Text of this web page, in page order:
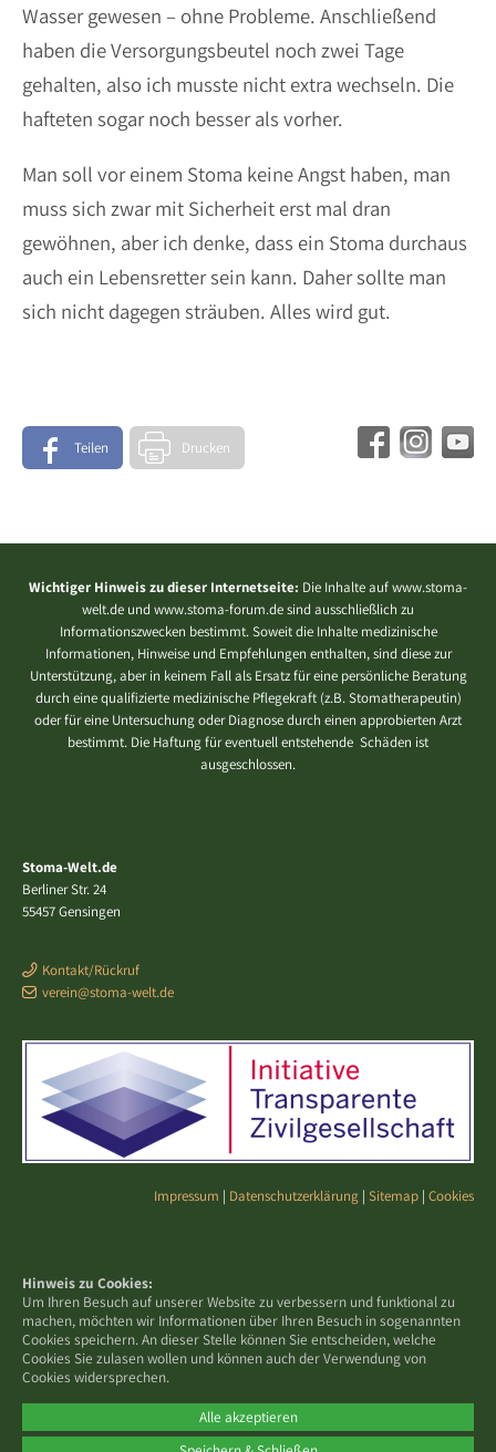
Alle akzeptieren
Hinweis zu Cookies:
Um Ihren Besuch auf unserer Website zu verbessern und funktional zu
machen, möchten wir Informationen über Ihren Besuch in sogenannten
Cookies speichern. An dieser Stelle können Sie entscheiden, welche
Cookies Sie zulasen wollen und können auch der Verwendung von
Cookies widersprechen.
Wasser gewesen – ohne Probleme. Anschließend
haben die Versorgungsbeutel noch zwei Tage
gehalten, also ich musste nicht extra wechseln. Die
hafteten sogar noch besser als vorher.
Man soll vor einem Stoma keine Angst haben, man
muss sich zwar mit Sicherheit erst mal dran
gewöhnen, aber ich denke, dass ein Stoma durchaus
auch ein Lebensretter sein kann. Daher sollte man
sich nicht dagegen sträuben. Alles wird gut.
Teilen Drucken
Wichtiger Hinweis zu dieser Internetseite: Die Inhalte auf www.stoma-
welt.de und www.stoma-forum.de sind ausschließlich zu
Informationszwecken bestimmt. Soweit die Inhalte medizinische
Informationen, Hinweise und Empfehlungen enthalten, sind diese zur
Unterstützung, aber in keinem Fall als Ersatz für eine persönliche Beratung
durch eine qualifizierte medizinische Pflegekraft (z.B. Stomatherapeutin)
oder für eine Untersuchung oder Diagnose durch einen approbierten Arzt
bestimmt. Die Haftung für eventuell entstehende Schäden ist
ausgeschlossen.
Stoma-Welt.de
Berliner Str. 24
55457 Gensingen
Kontakt/Rückruf
verein@stoma-welt.de
Impressum | Datenschutzerklärung | Sitemap | Cookies